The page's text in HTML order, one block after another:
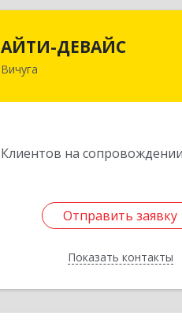
АЙТИ-ДЕВАЙС
Вичуга
Клиентов на сопровождении
Отправить заявку
Показать контакты
155334, Ивановская обл,
Отправить заявку
Назад